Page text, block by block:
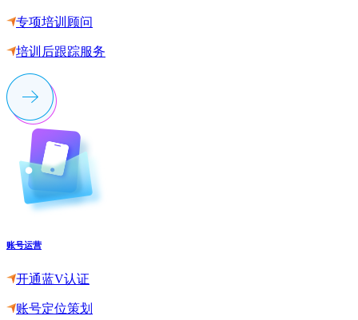
专项培训顾问
培训后跟踪服务
账号运营
开通蓝V认证
账号定位策划